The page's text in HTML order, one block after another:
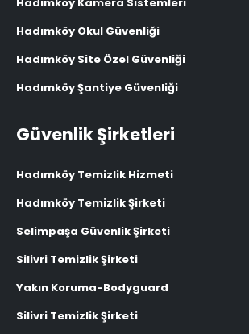
Hadımköy Okul Güvenliği
Hadımköy Site Özel Güvenliği
Hadımköy Şantiye Güvenliği
Güvenlik Şirketleri
Hadımköy Temizlik Hizmeti
Hadımköy Temizlik Şirketi
Selimpaşa Güvenlik Şirketi
Silivri Temizlik Şirketi
Yakın Koruma-Bodyguard
Silivri Temizlik Şirketi